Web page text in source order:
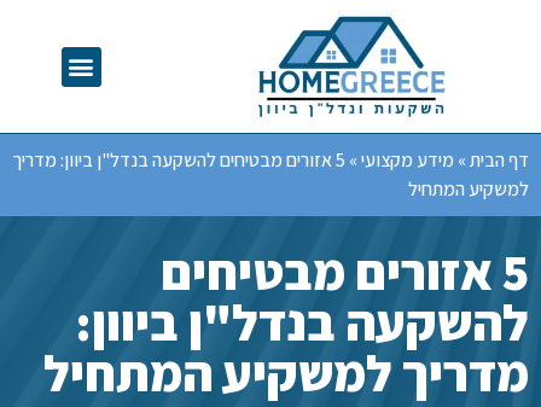
דף הבית» מידע מקצועי»
5 אזורים מבטיחים להשקעה בנדל"ן ביוון: מדריך
למשקיע המתחיל
5 אזורים מבטיחים
להשקעה בנדל"ן ביוון:
מדריך למשקיע המתחיל